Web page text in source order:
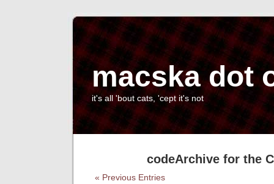
macska dot
it's all 'bout cats, 'cept it's not
codeArchive for the
« Previous Entries